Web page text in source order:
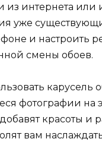
из интернета или
уже
и настроить
смены обоев.
карусель
фотографии на
красоты и
вам